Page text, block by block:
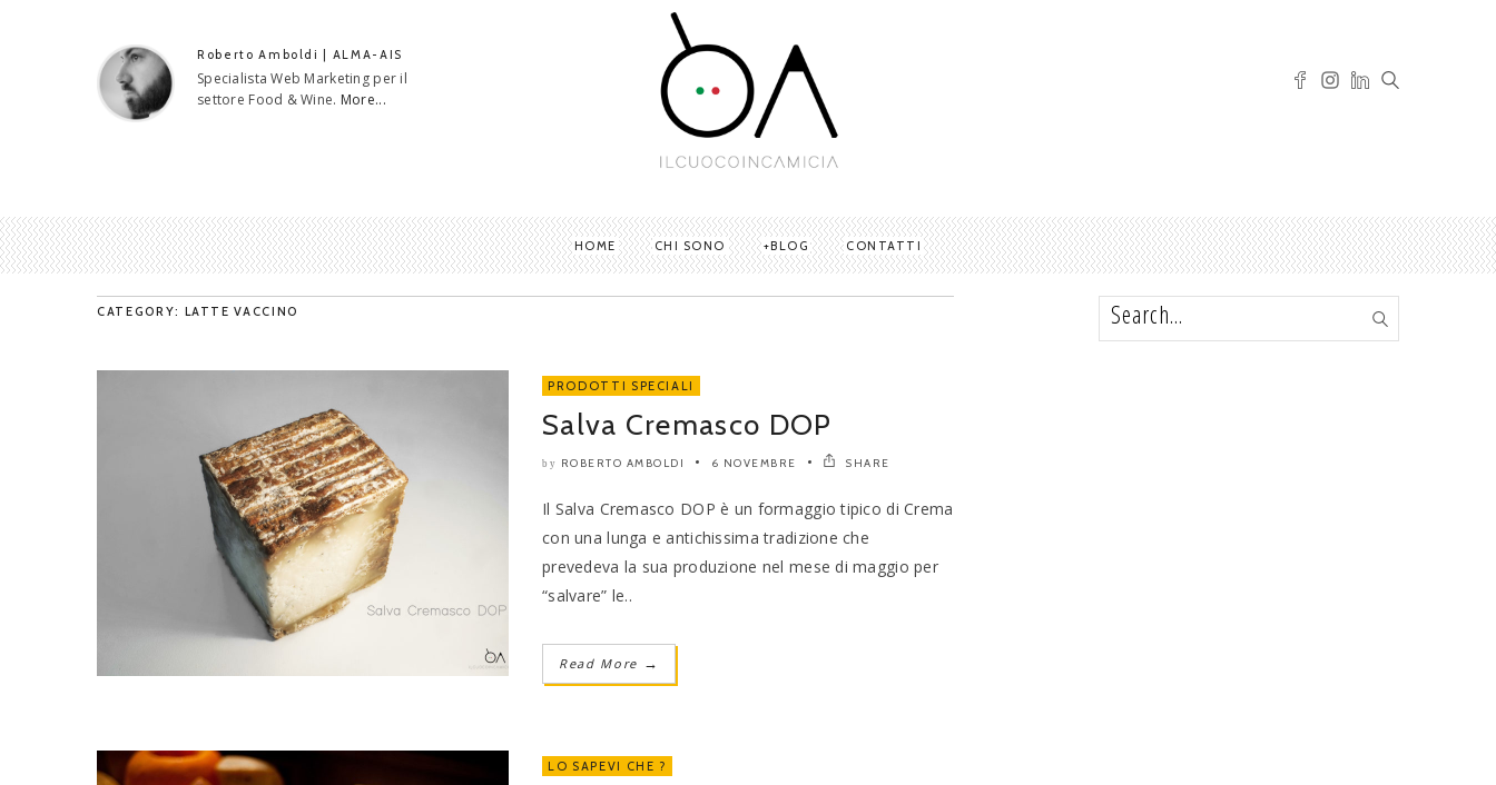
Roberto Amboldi | ALMA-AIS
Specialista Web Marketing per il
settore Food & Wine. More...
HOME CHI SONO BLOG CONTATTI
CATEGORY: LATTE VACCINO
PRODOTTI SPECIALI
Salva Cremasco DOP
by ROBERTO AMBOLDI 6 NOVEMBRE SHARE
Il Salva Cremasco DOP è un formaggio tipico di Crema
con una lunga e antichissima tradizione che
prevedeva la sua produzione nel mese di maggio per
“salvare” le..
Read More →
LO SAPEVI CHE ?